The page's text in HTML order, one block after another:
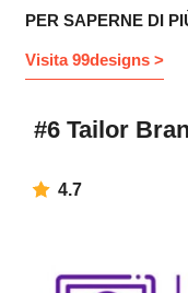
PER SAPERNE DI
Visita 99designs >
#6 Tailor
4.7